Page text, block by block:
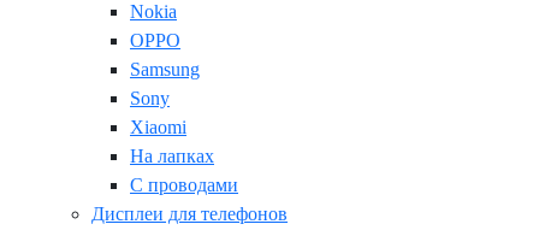
Nokia
OPPO
Samsung
Sony
Xiaomi
На лапках
С проводами
Дисплеи для телефонов